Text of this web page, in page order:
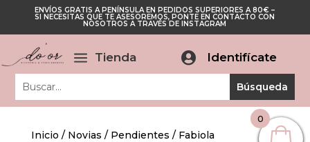
ENVÍOS GRATIS A PENÍNSULA EN PEDIDOS SUPERIORES A 80€ –
SI NECESITAS QUE TE ASESOREMOS, PONTE EN CONTACTO CON
NOSOTROS A TRAVÉS DE INSTAGRAM
a Tienda  Identifícate
Inicio / Novias / Pendientes / Fabiola
0